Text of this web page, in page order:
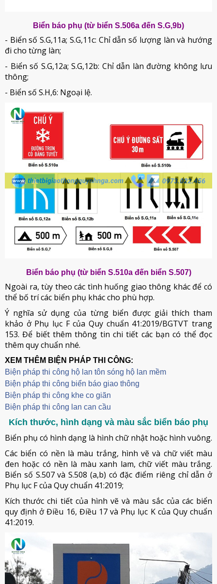
Biển báo phụ (từ biển S.506a đến S.G,9b)
- Biển số S.G,11a; S.G,11c: Chỉ dẫn số lượng làn và hướng
đi cho từng làn;
- Biển số S.G,12a; S.G,12b: Chỉ dẫn làn đường không lưu
thông;
- Biển số S.H,6: Ngoại lệ.
Biển báo phụ (từ biển S.510a đến biển S.507)
Ngoài ra, tùy theo các tình huống giao thông khác để có
thể bố trí các biển phụ khác cho phù hợp.
Ý nghĩa sử dụng của từng biển được giải thích tham
khảo ở Phụ lục F của Quy chuẩn 41:2019/BGTVT trang
153. Để biết thêm thông tin chi tiết các bạn có thể đọc
thêm quy chuẩn nhé.
XEM THÊM BIỆN PHÁP THI CÔNG:
Biện pháp thi công hộ lan tôn sóng hộ lan mềm
Biện pháp thi công biển báo giao thông
Biện pháp thi công khe co giãn
Biện pháp thi công lan can cầu
Kích thước, hình dạng và màu sắc biển báo phụ
Biển phụ có hình dạng là hình chữ nhật hoặc hình vuông.
Các biển có nền là màu trắng, hình vẽ và chữ viết màu
đen hoặc có nền là màu xanh lam, chữ viết màu trắng.
Biển số S.507 và S.508 (a,b) có đặc điểm riêng chỉ dẫn ở
Phụ lục F của Quy chuẩn 41:2019;
Kích thước chi tiết của hình vẽ và màu sắc của các biển
quy định ở Điều 16, Điều 17 và Phụ lục K của Quy chuẩn
41:2019.